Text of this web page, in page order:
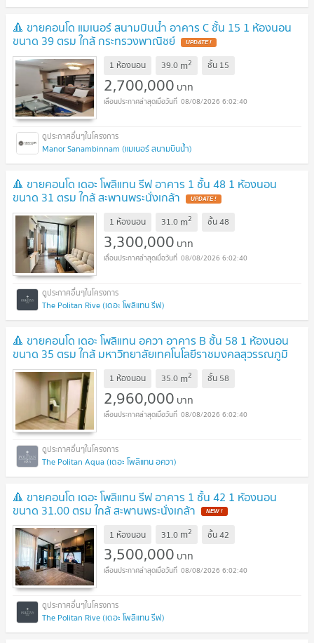
🔺 ขายคอนโด แมเนอร์ สนามบินน้ำ อาคาร C ชั้น 15 1 ห้องนอน
ขนาด 39 ตรม ใกล้ กระทรวงพาณิชย์
1 ห้องนอน 39.0 m2 ชั้น 15
2,700,000 บาท
08/08/2026 6:02:40
Manor Sanambinnam (แมเนอร์ สนามบินน้ำ)
🔺 ขายคอนโด เดอะ โพลิแทน รีฟ อาคาร 1 ชั้น 48 1 ห้องนอน
ขนาด 31 ตรม ใกล้ สะพานพระนั่งเกล้า
1 ห้องนอน 31.0 m2 ชั้น48
3,300,000 บาท
08/08/2026 6:02:40
The Politan Rive (เดอะ โพลิแทน รีฟ)
🔺 ขายคอนโด เดอะ โพลิแทน อควา อาคาร B ชั้น 58 1 ห้องนอน
ขนาด 35 ตรม ใกล้ มหาวิทยาลัยเทคโนโลยีราชมงคลสุวรรณภูมิ
วิทยาเขตนนทบุรี
1 ห้องนอน 35.0 m2 ชั้น 58
2,960,000 บาท
08/08/2026 6:02:40
The Politan Aqua (เดอะ โพลิแทน อควา)
🔺 ขายคอนโด เดอะ โพลิแทน รีฟ อาคาร 1 ชั้น 42 1 ห้องนอน
ขนาด 31.00 ตรม ใกล้ สะพานพระนั่งเกล้า
1 ห้องนอน 31.0 m2 ชั้น42
3,500,000 บาท
08/08/2026 6:02:40
The Politan Rive (เดอะ โพลิแทน รีฟ)